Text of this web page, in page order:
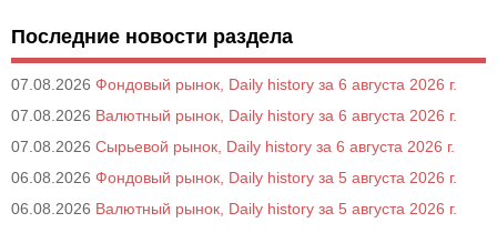
Последние новости раздела
07.08.2026 Фондовый рынок, Daily history за 6 августа 2026 г.
07.08.2026 Валютный рынок, Daily history за 6 августа 2026 г.
07.08.2026 Сырьевой рынок, Daily history за 6 августа 2026 г.
06.08.2026 Фондовый рынок, Daily history за 5 августа 2026 г.
06.08.2026 Валютный рынок, Daily history за 5 августа 2026 г.